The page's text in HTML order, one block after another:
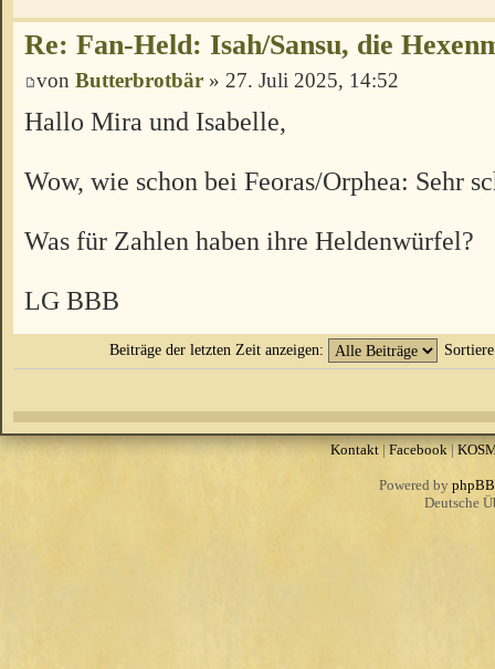
Re: Fan-Held: Isah/Sansu, die
von Butterbrotbär » 27. Juli 2025, 14:52
Hallo Mira und Isabelle,
Wow, wie schon bei Feoras/Orphea: Sehr
Was für Zahlen haben ihre Heldenwürfel?
LG BBB
Beiträge der letzten Zeit anzeigen:
Kontakt|Facebook|
Powered by phpBB
Deutsche